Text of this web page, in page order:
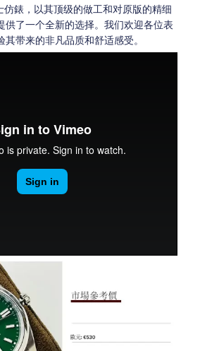
仿錶，以其顶级的做工和对原版的精细
供了一个全新的选择。我们欢迎各位表
带来的非凡品质和舒适感受。